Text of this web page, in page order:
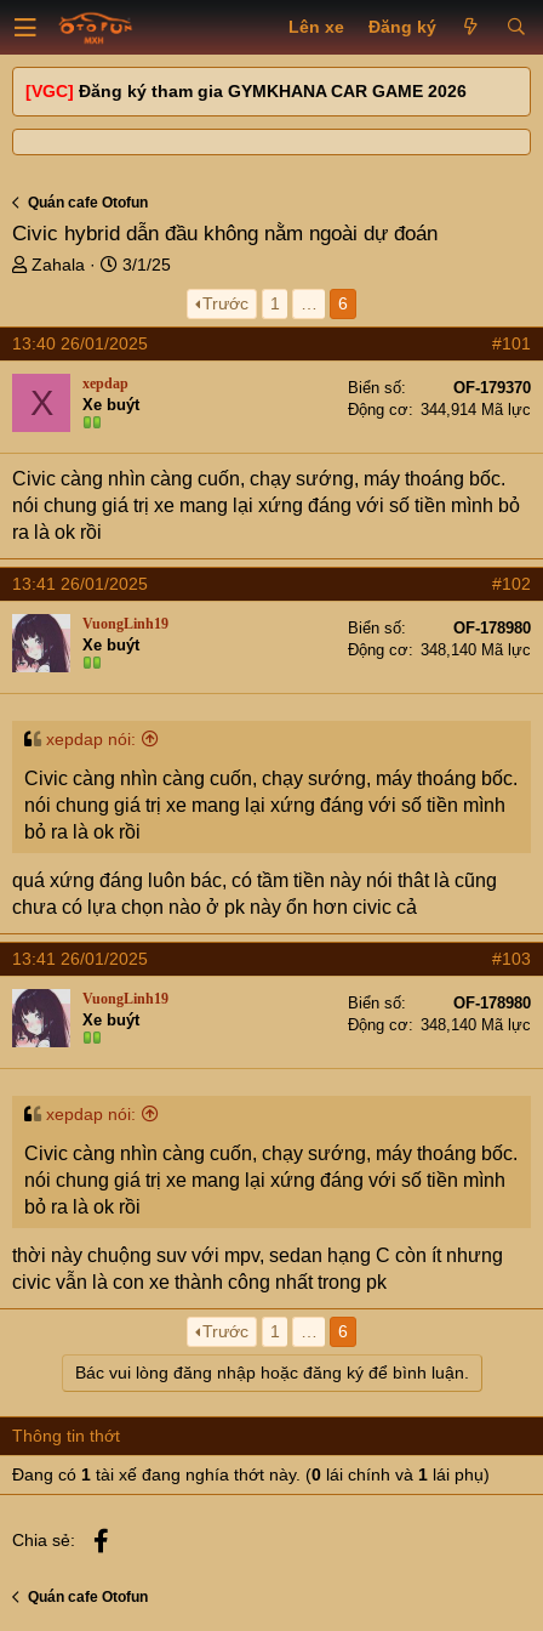
Lên xe Đăng ký
[VGC] Đăng ký tham gia GYMKHANA CAR GAME 2026
Quán cafe Otofun
Civic hybrid dẫn đầu không nằm ngoài dự đoán
T
e
a
d
s
r
t
e
r
Zahala
N
y
g
ử
i
3/1/25
Trước
1 6
13:40 26/01/2025 #101
X xepdap
Xe buýt
Biển số
OF-179370
Động cơ
344,914 Mã lực
Civic càng nhìn càng cuốn, chạy sướng, máy thoáng bốc.
nói chung giá trị xe mang lại xứng đáng với số tiền mình bỏ
ra là ok rồi
13:41 26/01/2025 #102
VuongLinh19
Xe buýt
Biển số
OF-178980
Động cơ
348,140 Mã lực
xepdap nói:
Civic càng nhìn càng cuốn, chạy sướng, máy thoáng bốc.
nói chung giá trị xe mang lại xứng đáng với số tiền mình
bỏ ra là ok rồi
quá xứng đáng luôn bác, có tầm tiền này nói thât là cũng
chưa có lựa chọn nào ở pk này ổn hơn civic cả
13:41 26/01/2025 #103
VuongLinh19
Xe buýt
Biển số
OF-178980
Động cơ
348,140 Mã lực
xepdap nói:
Civic càng nhìn càng cuốn, chạy sướng, máy thoáng bốc.
nói chung giá trị xe mang lại xứng đáng với số tiền mình
bỏ ra là ok rồi
thời này chuộng suv với mpv, sedan hạng C còn ít nhưng
civic vẫn là con xe thành công nhất trong pk
Trước 1 6
Bác vui lòng đăng nhập hoặc đăng ký để bình luận.
Thông tin thớt
Đang có 1 tài xế đang nghía thớt này. (0 lái chính và 1 lái phụ)
Chia sẻ:
Quán cafe Otofun